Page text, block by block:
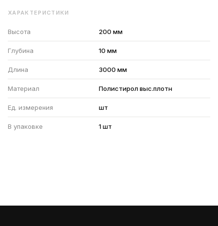
ХАРАКТЕРИСТИКИ
Высота 200 мм
Глубина 10 мм
Длина 3000 мм
Материал Полистирол выс.плотн
Ед. измерения шт
В упаковке 1 шт